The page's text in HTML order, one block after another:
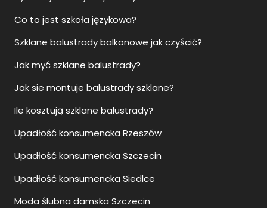
Co to jest szkoła językowa?
Szklane balustrady balkonowe jak czyścić?
Jak myć szklane balustrady?
Jak sie montuje balustrady szklane?
Ile kosztują szklane balustrady?
Upadłość konsumencka Rzeszów
Upadłość konsumencka Szczecin
Upadłość konsumencka Siedlce
Moda ślubna damska Szczecin